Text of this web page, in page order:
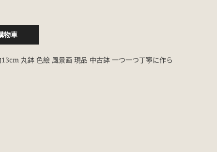
物車
13cm 丸鉢 色絵 風景画 現品 中古鉢 一つ一つ丁寧に作ら